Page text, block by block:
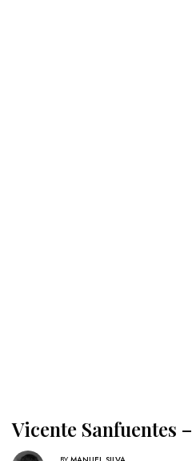
Vicente Sanfuentes